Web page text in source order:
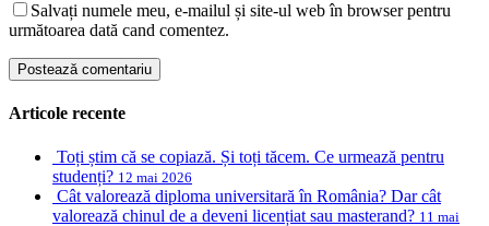
Salvați numele meu, e-mailul și site-ul web în browser pentru
următoarea dată cand comentez.
Articole recente
Toți știm că se copiază. Și toți tăcem. Ce urmează pentru
studenți? 12 mai 2026
Cât valorează diploma universitară în România? Dar cât
valorează chinul de a deveni licențiat sau masterand? 11 mai